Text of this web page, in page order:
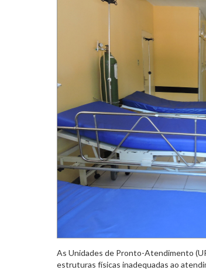
As Unidades de Pronto-Atendimento
estruturas físicas inadequadas ao